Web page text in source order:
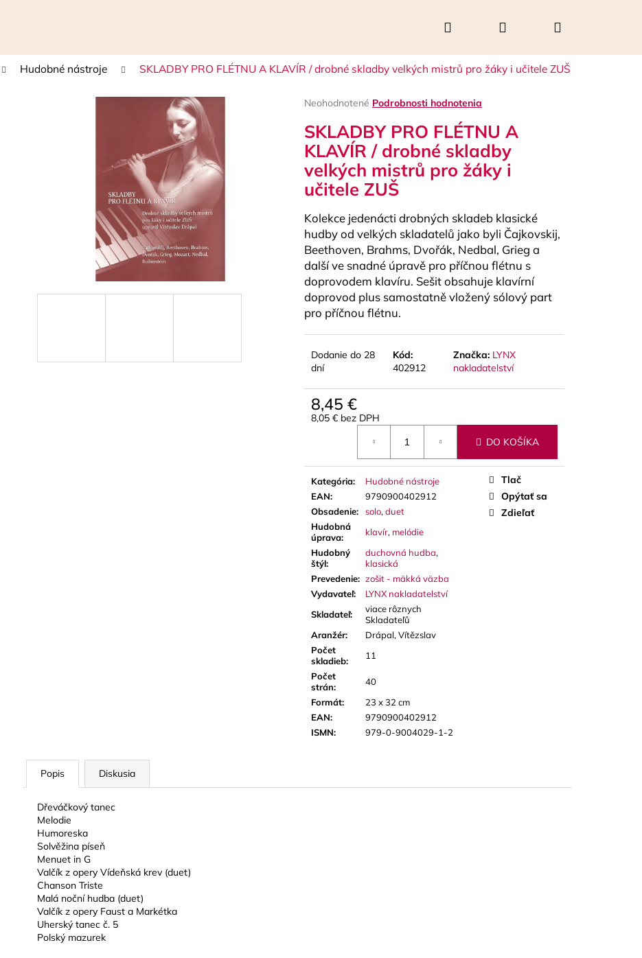
Hľadať PrihlásenieNákupný
Hudobné nástroje SKLADBY PRO FLÉTNU A KLAVÍR / drobné skladby velkých mistrů pro žáky i učitele ZUŠ
Priemerné
produktu
je
0,0
z
5
hviezdičiek.
Neohodnotené Podrobnosti hodnotenia
SKLADBY PRO FLÉTNU A
KLAVÍR / drobné skladby
velkých mistrů pro žáky i
učitele ZUŠ
Kolekce jedenácti drobných skladeb klasické
hudby od velkých skladatelů jako byli Čajkovskij,
Beethoven, Brahms, Dvořák, Nedbal, Grieg a
další ve snadné úpravě pro příčnou flétnu s
doprovodem klavíru. Sešit obsahuje klavírní
doprovod plus samostatně vložený sólový part
pro příčnou flétnu.
Dodanie do 28
dní
Kód:
402912
Značka: LYNX
nakladatelství
8,45 €
8,05 € bez DPH
DO KOŠÍKA
Kategória:
Hudobné nástroje
EAN:
9790900402912
Obsadenie: solo, duet
Hudobná
úprava: klavír, melódie
Hudobný
štýl:
duchovná hudba,
klasická
Prevedenie: zošit - mäkká väzba
Vydavateľ:
LYNX nakladatelství
Skladateľ:
viace rôznych
Skladateľů
Aranžér:
Drápal, Vítězslav
Počet
skladieb:
11
Počet
strán:
40
Formát:
23 x 32 cm
EAN:
9790900402912
ISMN: 979-0-9004029-1-2
Tlač
Opýtať sa
Zdieľať
Popis Diskusia
Dřeváčkový tanec
Melodie
Humoreska
Solvěžina píseň
Menuet in G
Valčík z opery Vídeňská krev (duet)
Chanson Triste
Malá noční hudba (duet)
Valčík z opery Faust a Markétka
Uherský tanec č. 5
Polský mazurek
Čo potrebujete nájsť?
HĽADAŤ
Odporúčame
Nasledujúce
VANDOREN JAVA RED CUT PLÁTKY
NA ALT SAXOFÓN